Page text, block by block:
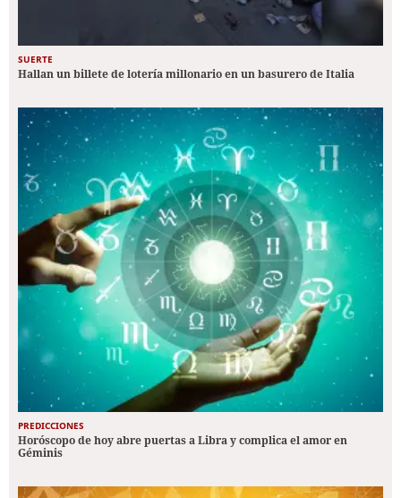
SUERTE
Hallan un billete de lotería millonario en un basurero de Italia
PREDICCIONES
Horóscopo de hoy abre puertas a Libra y complica el amor en
Géminis